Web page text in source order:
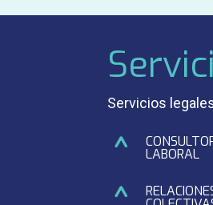
Servicios
LABORAL